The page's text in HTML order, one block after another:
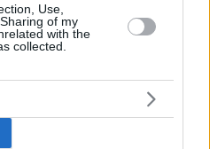
Use,
of my
with the
collected.
στην πανανθρώπινη
μπορούν να
Πολιτιστικών Φορέων
και Αθλητισμού
στοιχείο για την